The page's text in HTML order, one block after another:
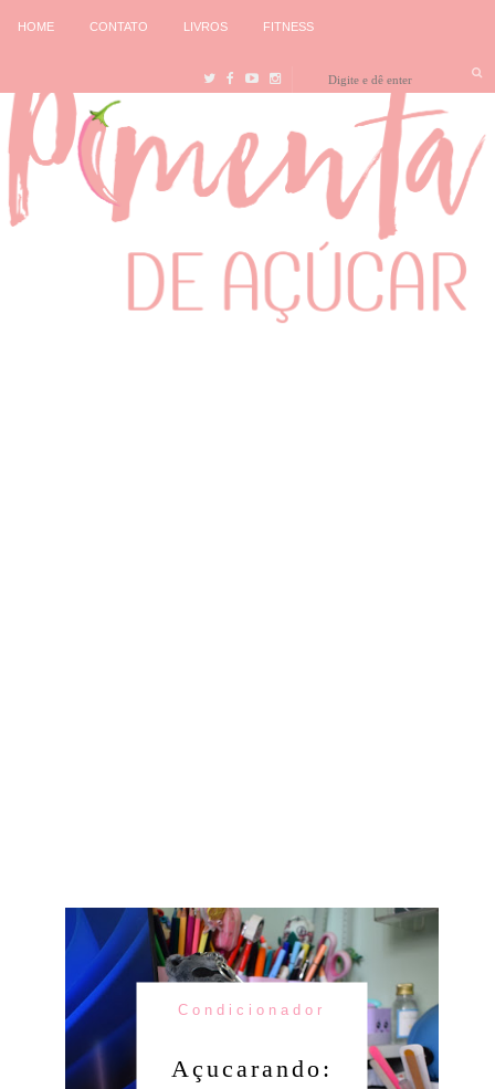
HOME CONTATO LIVROS FITNESS
Condicionador
Açucarando: